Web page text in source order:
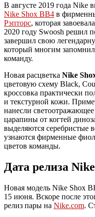
В августе 2019 года Nike
Nike Shox BB4 в
Рэпторс, которая
2020 году Swoosh решил
завершил свою
который многим
команду.
Новая расцветка Nike
цветовую схему Black,
кроссовка практически
и текстурной кожи.
нанесли
царапины от когтей
выделяются серебристые
узнаются фирменные
цветов команды.
Дата релиза
Новая модель Nike Shox
15 июня. Вскоре после
релиз пары на Nike.com.